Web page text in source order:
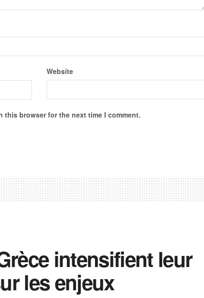
Website
this browser for the next time I comment.
intensifient leur
les enjeux